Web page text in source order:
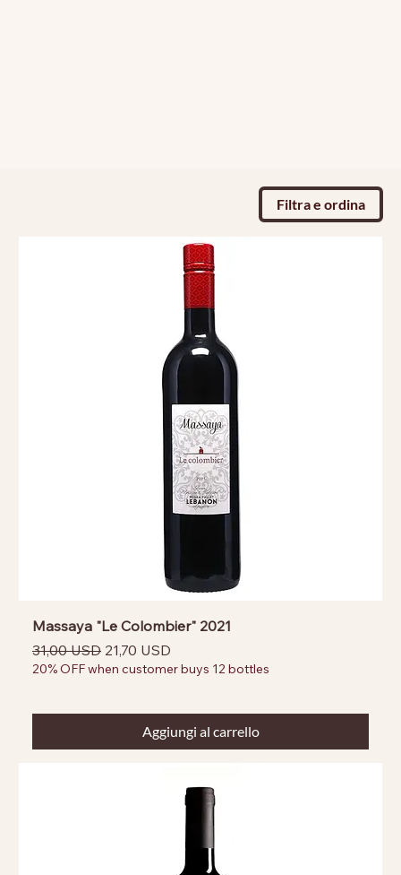
Filtra e ordina
Massaya "Le Colombier" 2021
Prezzo regolare
31,00 USD Prezzo scontato
21,70 USD
20% OFF when customer buys 12 bottles
Aggiungi al carrello